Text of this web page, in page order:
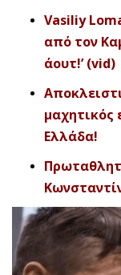
Vasiliy
από τον
άουτ!’ (vid)
μαχητικός
Ελλάδα!